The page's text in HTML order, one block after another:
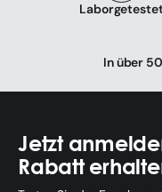
In über
Jetzt
Rabatt